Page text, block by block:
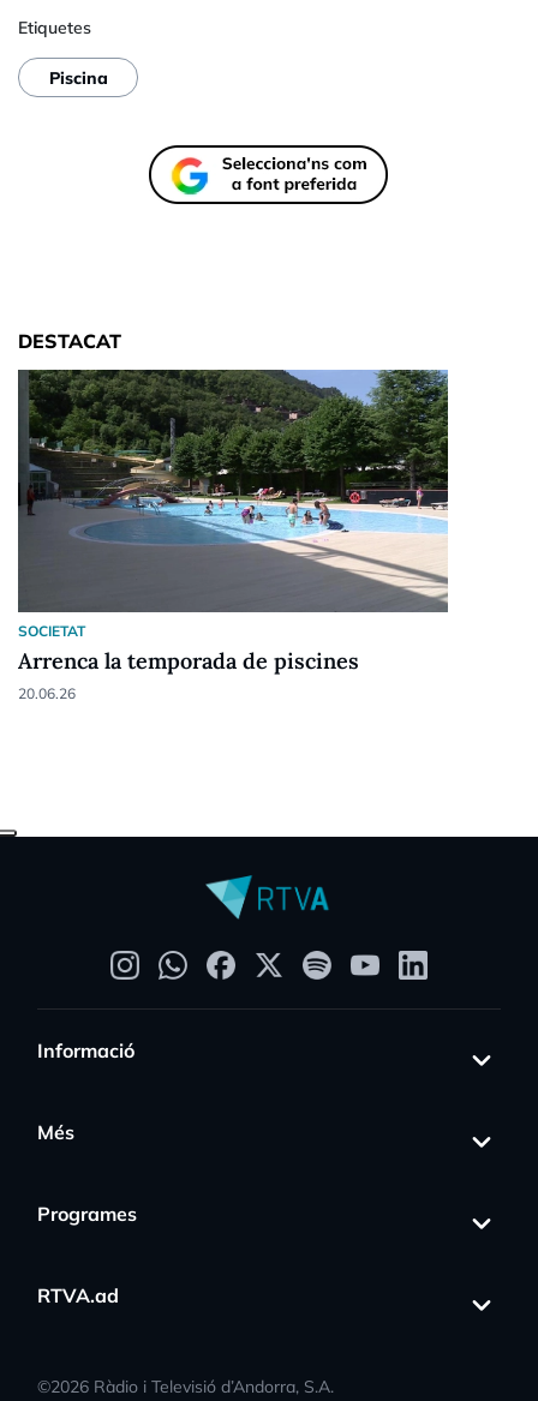
Etiquetes
Piscina
DESTACAT
SOCIETAT
Arrenca la temporada de piscines
20.06.26
Informació
Més
Programes
RTVA.ad
©2026 Ràdio i Televisió d’Andorra, S.A.